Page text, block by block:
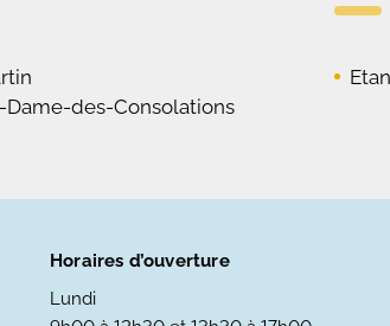
des-Consolations
Horaires d’ouverture
Lundi